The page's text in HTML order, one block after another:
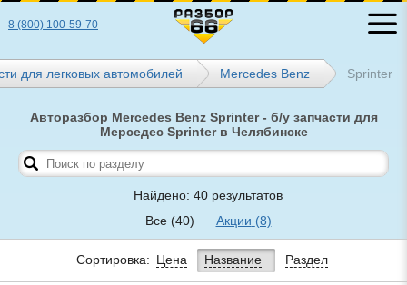
8 (800) 100-59-70
для легковых автомобилей Mercedes Benz Sprinter
Авторазбор Mercedes Benz Sprinter - б/у запчасти для
Мерседес Sprinter в Челябинске
Найдено: 40 результатов
Все (40) Акции (8)
Сортировка: Цена Название Раздел